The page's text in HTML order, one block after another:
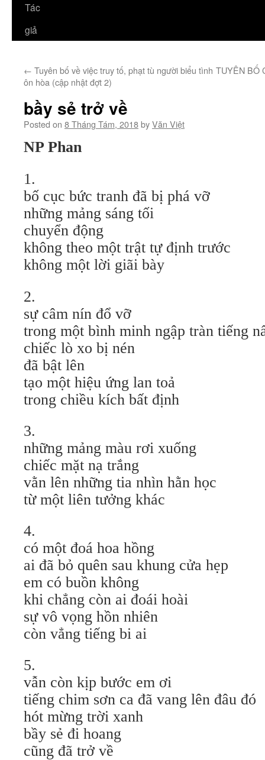
Tác
giả
← Tuyên bố về việc truy tố, phạt tù người biểu tình
ôn hòa (cập nhật đợt 2)
TUYÊN BỐ
bầy sẻ trở về
Posted on 8 Tháng Tám, 2018byVăn Việt
NP Phan
1.
bố cục bức tranh đã bị phá vỡ
những mảng sáng tối
chuyển động
không theo một trật tự định trước
không một lời giãi bày
2.
sự câm nín đổ vỡ
trong một bình minh ngập tràn tiếng
chiếc lò xo bị nén
đã bật lên
tạo một hiệu ứng lan toả
trong chiều kích bất định
3.
những mảng màu rơi xuống
chiếc mặt nạ trắng
vằn lên những tia nhìn hằn học
từ một liên tưởng khác
4.
có một đoá hoa hồng
ai đã bỏ quên sau khung cửa hẹp
em có buồn không
khi chẳng còn ai đoái hoài
sự vô vọng hồn nhiên
còn vẳng tiếng bi ai
5.
vẫn còn kịp bước em ơi
tiếng chim sơn ca đã vang lên đâu đó
hót mừng trời xanh
bầy sẻ đi hoang
cũng đã trở về